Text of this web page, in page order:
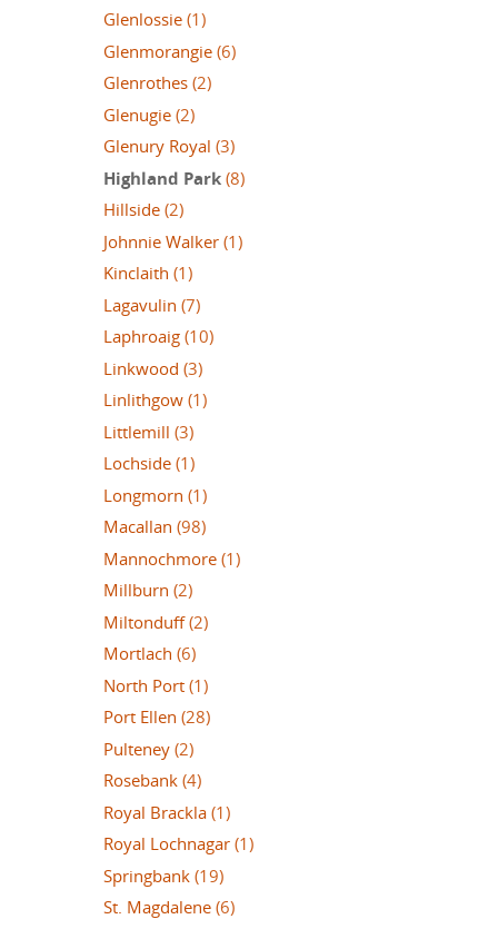
Glenlossie (1)
Glenmorangie (6)
Glenrothes (2)
Glenugie (2)
Glenury Royal (3)
Highland Park (8)
Hillside (2)
Johnnie Walker (1)
Kinclaith (1)
Lagavulin (7)
Laphroaig (10)
Linkwood (3)
Linlithgow (1)
Littlemill (3)
Lochside (1)
Longmorn (1)
Macallan (98)
Mannochmore (1)
Millburn (2)
Miltonduff (2)
Mortlach (6)
North Port (1)
Port Ellen (28)
Pulteney (2)
Rosebank (4)
Royal Brackla (1)
Royal Lochnagar (1)
Springbank (19)
St. Magdalene (6)